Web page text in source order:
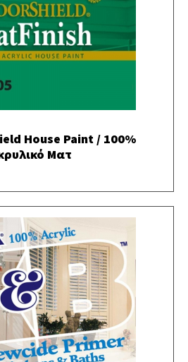
House Paint / 100%
Ματ